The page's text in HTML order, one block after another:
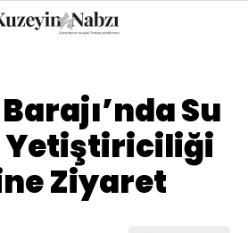
22.6
YAZARLAR
Su
Yetiştiriciliği
Ziyaret